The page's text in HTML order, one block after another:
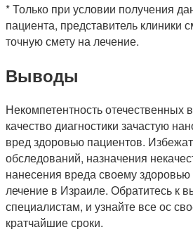
* Только при условии получения
пациента, представитель клиники
точную смету на лечение.
Выводы
Некомпетентность отечественных
качество диагностики зачастую
вред здоровью пациентов.
обследований, назначения
нанесения вреда своему
лечение в Израиле. Обратитесь к
специалистам, и узнайте все ос
кратчайшие сроки.